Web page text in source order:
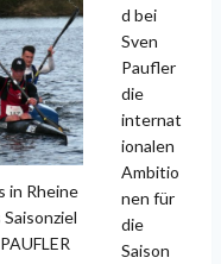
in Rheine
d bei
Sven
Paufler
die
internat
ionalen
Ambitio
nen für
die
Saison